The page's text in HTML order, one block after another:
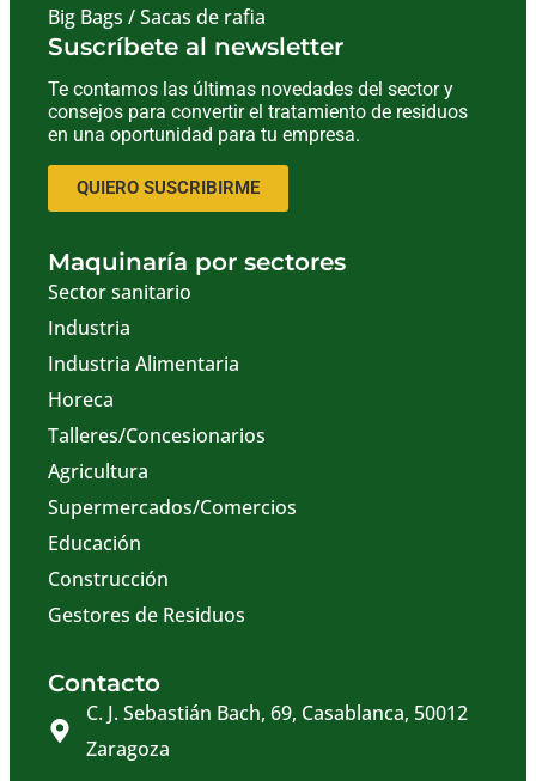
Big Bags / Sacas de rafia
Suscríbete al newsletter
Te contamos las últimas novedades del sector y
consejos para convertir el tratamiento de residuos
en una oportunidad para tu empresa.
QUIERO SUSCRIBIRME
Maquinaría por sectores
Sector sanitario
Industria
Industria Alimentaria
Horeca
Talleres/Concesionarios
Agricultura
Supermercados/Comercios
Educación
Construcción
Gestores de Residuos
Contacto
C. J. Sebastián Bach, 69, Casablanca, 50012
Zaragoza